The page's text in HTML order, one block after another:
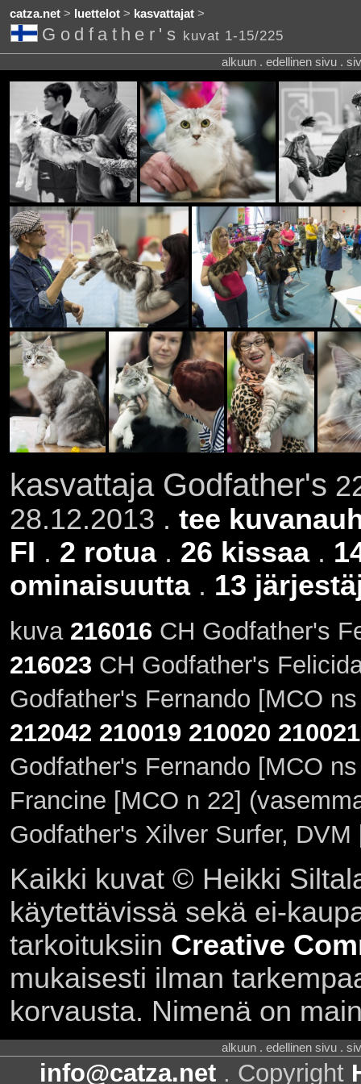
catza.net> luettelot> kasvattajat>
Godfather's kuvat 1-15/225
alkuun . edellinen sivu .
kasvattaja Godfather's
28.12.2013 . tee
FI . 2 rotua. 26 kissaa.
ominaisuutta. 13
kuva 216016CH Godfather's
216023CH Godfather's
Godfather's Fernando [MCO
212042 210019 210020 210021
Godfather's Fernando [MCO
Francine [MCO n 22]
Godfather's Xilver Surfer,
Kaikki kuvat © Heikki
käytettävissä sekä ei-
tarkoituksiin Creative
mukaisesti ilman
korvausta. Nimenä on
alkuun . edellinen sivu .
info@catza.net . Copyright